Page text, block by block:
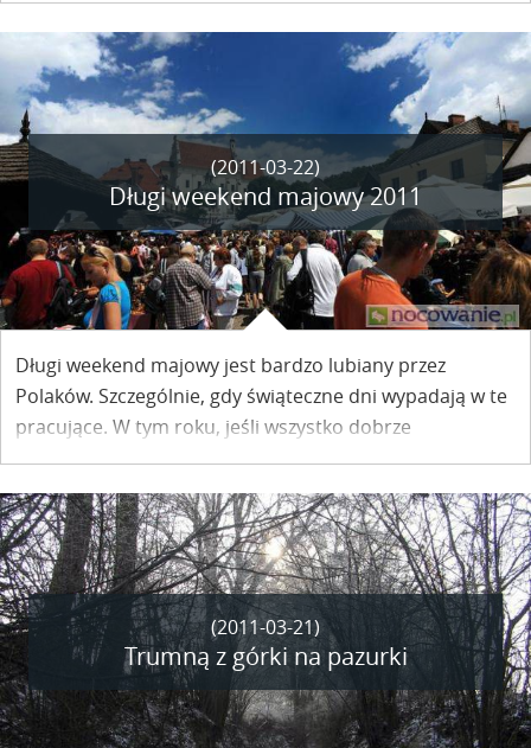
(2011-03-22)
Długi weekend majowy 2011
Długi weekend majowy jest bardzo lubiany przez
Polaków. Szczególnie, gdy świąteczne dni wypadają w te
pracujące. W tym roku, jeśli wszystko dobrze
zaplanujemy, możemy mieć pięciodniowy urlop.
(2011-03-21)
Trumną z górki na pazurki